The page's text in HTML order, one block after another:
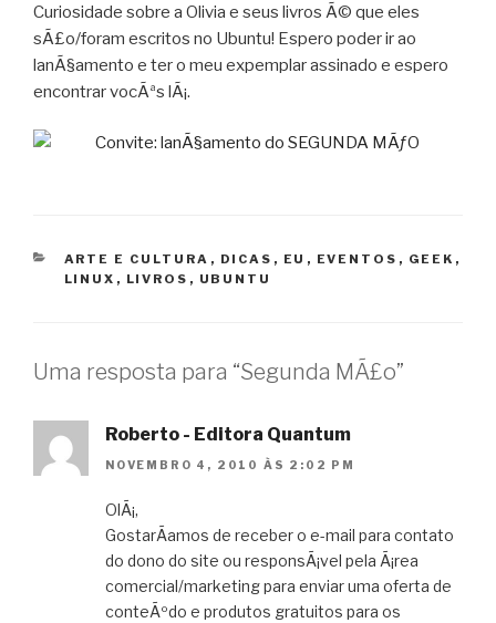
Curiosidade sobre a Olivia e seus livros Ã© que eles
sÃ£o/foram escritos no Ubuntu! Espero poder ir ao
lanÃ§amento e ter o meu expemplar assinado e espero
encontrar vocÃªs lÃ¡.
CATEGORIAS
ARTE E CULTURA , DICAS , EU , EVENTOS , GEEK ,
LINUX , LIVROS , UBUNTU
Uma resposta para “Segunda MÃ£o”
Roberto - Editora Quantum
NOVEMBRO 4, 2010 ÀS 2:02 PM
OlÃ¡,
GostarÃ­amos de receber o e-mail para contato
do dono do site ou responsÃ¡vel pela Ã¡rea
comercial/marketing para enviar uma oferta de
conteÃºdo e produtos gratuitos para os